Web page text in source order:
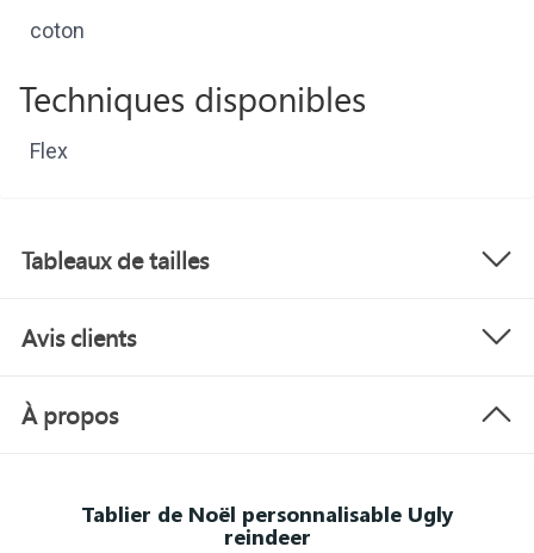
coton
Techniques disponibles
Flex
Tableaux de tailles
Avis clients
À propos
Tablier de Noël personnalisable Ugly
reindeer